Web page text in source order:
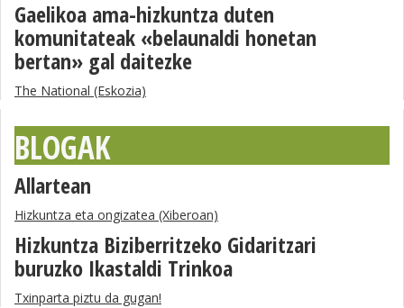
Gaelikoa ama-hizkuntza duten
komunitateak «belaunaldi honetan
bertan» gal daitezke
The National (Eskozia)
BLOGAK
Allartean
Hizkuntza eta ongizatea (Xiberoan)
Hizkuntza Biziberritzeko Gidaritzari
buruzko Ikastaldi Trinkoa
Txinparta piztu da gugan!